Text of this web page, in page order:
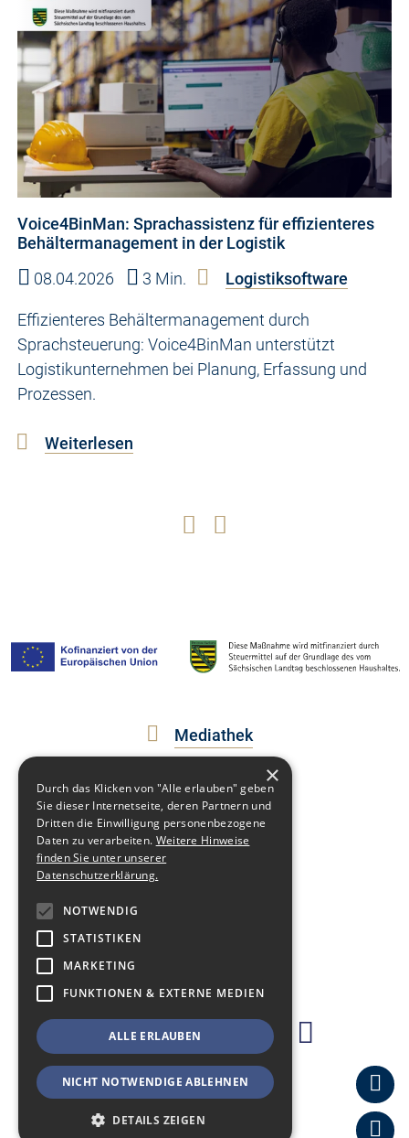
Voice4BinMan: Sprachassistenz für effizienteres
Behältermanagement in der Logistik
08.04.2026
3 Min. Logistiksoftware
Effizienteres Behältermanagement durch
Sprachsteuerung: Voice4BinMan unterstützt
Logistikunternehmen bei Planung, Erfassung und
Prozessen.
Weiterlesen
Mediathek
Events
Kontakt
×
Durch das Klicken von "Alle erlauben" geben
Sie dieser Internetseite, deren Partnern und
Dritten die Einwilligung personenbezogene
Daten zu verarbeiten. Weitere Hinweise
finden Sie unter unserer
Datenschutzerklärung.
NOTWENDIG
STATISTIKEN
MARKETING
FUNKTIONEN & EXTERNE MEDIEN
ALLE ERLAUBEN
NICHT NOTWENDIGE ABLEHNEN
DETAILS ZEIGEN